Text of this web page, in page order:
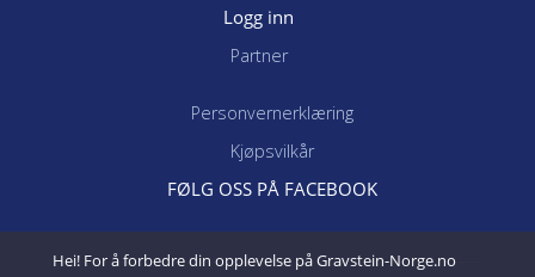
Hei! For å forbedre din opplevelse på Gravstein-Norge.no
Logg inn
Partner
Personvernerklæring
Kjøpsvilkår
FØLG OSS PÅ FACEBOOK